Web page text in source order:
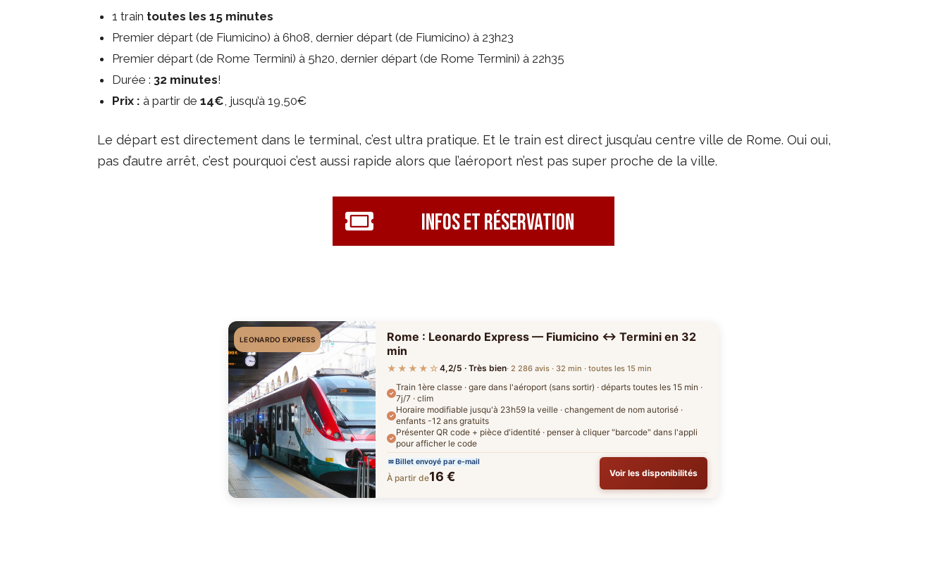
1 train toutes les 15 minutes
Premier départ (de Fiumicino) à 6h08, dernier départ (de Fiumicino) à 23h23
Premier départ (de Rome Termini) à 5h20, dernier départ (de Rome Termini) à 22h35
Durée : 32 minutes!
Prix : à partir de 14€, jusqu’à 19,50€
Le départ est directement dans le terminal, c’est ultra pratique. Et le train est direct jusqu’au centre ville de Rome. Oui oui,
pas d’autre arrêt, c’est pourquoi c’est aussi rapide alors que l’aéroport n’est pas super proche de la ville.
Infos et réservation
LEONARDO EXPRESS
Rome : Leonardo Express — Fiumicino ↔ Termini en 32
min
★★★★☆ 4,2/5 · Très bien· 2 286 avis · 32 min · toutes les 15 min
Train 1ère classe · gare dans l'aéroport (sans sortir) · départs toutes les 15 min ·
7j/7 · clim
Horaire modifiable jusqu'à 23h59 la veille · changement de nom autorisé ·
enfants -12 ans gratuits
Présenter QR code + pièce d'identité · penser à cliquer "barcode" dans l'appli
pour afficher le code
Billet envoyé par e-mail
À partir de16 € Voir les disponibilités